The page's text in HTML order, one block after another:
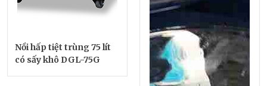
Nồi hấp tiệt trùng 75 lít
có sấy khô DGL-75G